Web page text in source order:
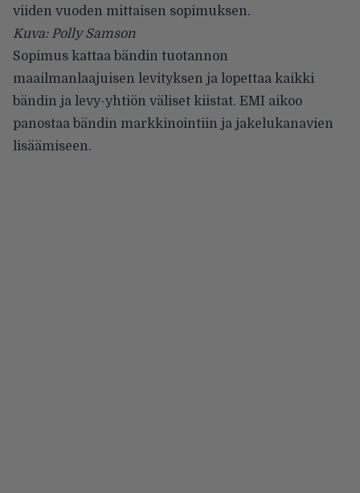
viiden vuoden mittaisen sopimuksen.
Kuva: Polly Samson
Sopimus kattaa bändin tuotannon
maailmanlaajuisen levityksen ja lopettaa kaikki
bändin ja levy-yhtiön väliset kiistat. EMI aikoo
panostaa bändin markkinointiin ja jakelukanavien
lisäämiseen.